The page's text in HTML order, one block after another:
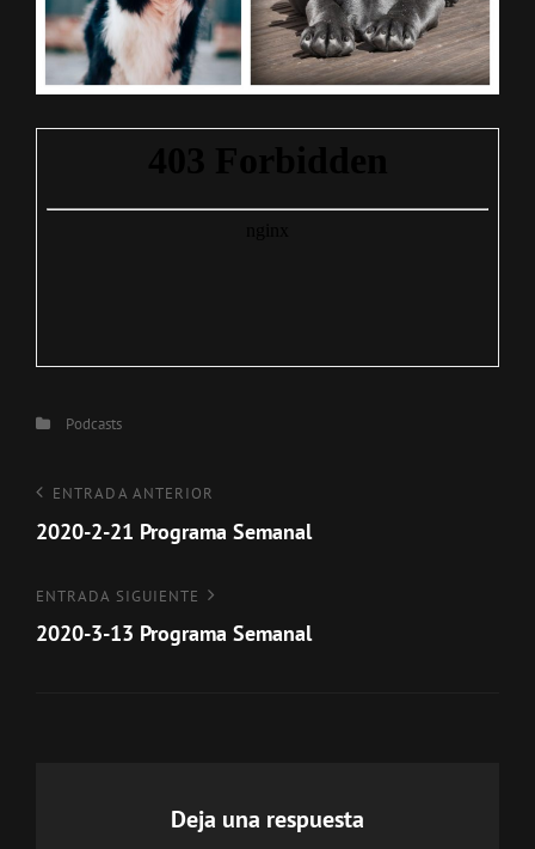
Categorías
Podcasts
Navegación
de
Entrada
anterior
ENTRADA ANTERIOR
2020-2-21 Programa Semanal
Entrada
siguiente
ENTRADA SIGUIENTE
2020-3-13 Programa Semanal
Deja una respuesta